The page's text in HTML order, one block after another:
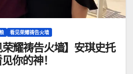
看见荣耀祷告火墙
耀祷告火墙】安琪史托
你的神！